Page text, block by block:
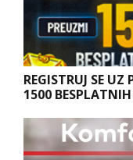
REGISTRUJ SE
1500